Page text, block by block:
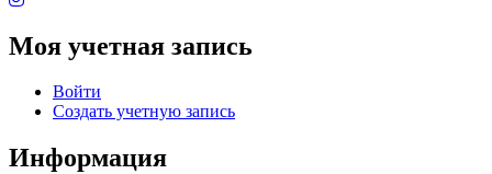
Моя учетная запись
Войти
Создать учетную запись
Информация